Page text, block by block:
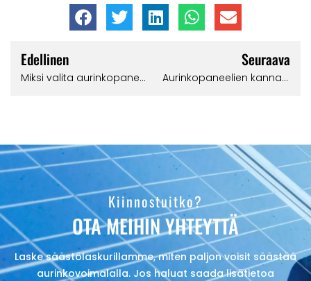
Edellinen
Miksi valita aurinkopaneelit
Seuraava
Aurinkopaneelien kannattavuus – Kuinka aurinkopaneelit voivat säästää sinulle rahaa?
Kiinnostuitko?
OTA MEIHIN YHTEYTTÄ
Laske säästölaskurillamme, miten paljon voisit säästää
aurinkovoimalalla. Jos haluat saada lisätietoa